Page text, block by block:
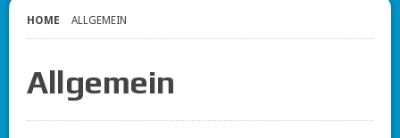
HOME ALLGEMEIN
Allgemein